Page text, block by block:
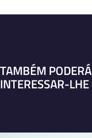
TAMBÉM PODERÁ
INTERESSAR-LHE